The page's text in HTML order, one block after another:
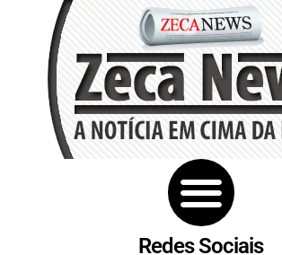
Redes Sociais